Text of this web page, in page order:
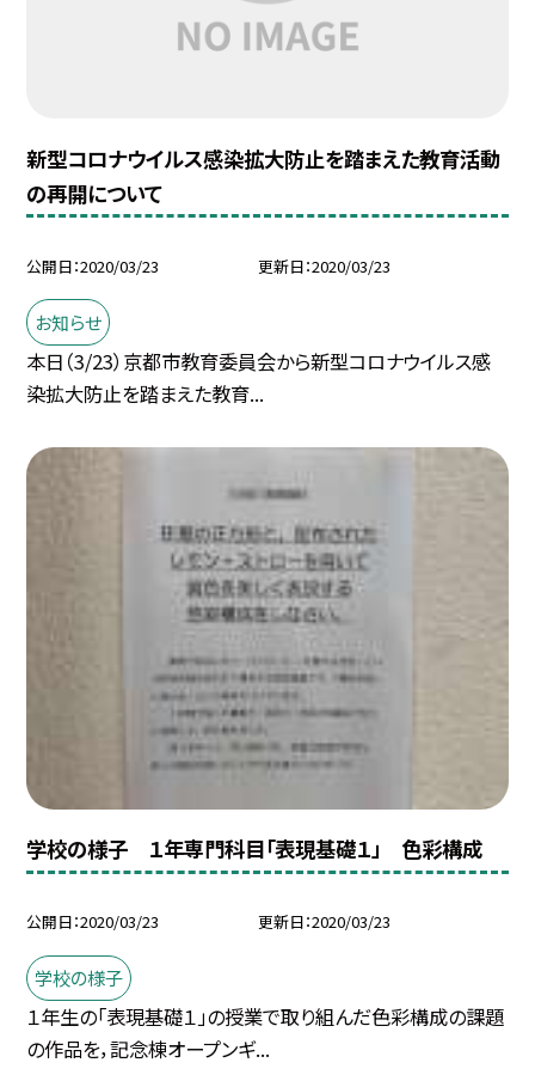
新型コロナウイルス感染拡大防止を踏まえた教育活動
の再開について
公開日 2020/03/23 更新日 2020/03/23
お知らせ
本日（3/23）京都市教育委員会から新型コロナウイルス感
染拡大防止を踏まえた教育...
学校の様子 １年専門科目「表現基礎１」 色彩構成
公開日 2020/03/23 更新日 2020/03/23
学校の様子
１年生の「表現基礎１」の授業で取り組んだ色彩構成の課題
の作品を，記念棟オープンギ...